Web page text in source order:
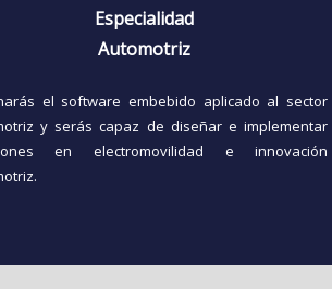
Especialidad
Automotriz
el software embebido aplicado al sector
y serás capaz de diseñar e implementar
en electromovilidad e innovación